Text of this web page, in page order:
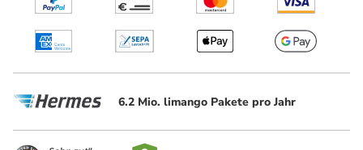
6.2 Mio. limango Pakete pro Jahr